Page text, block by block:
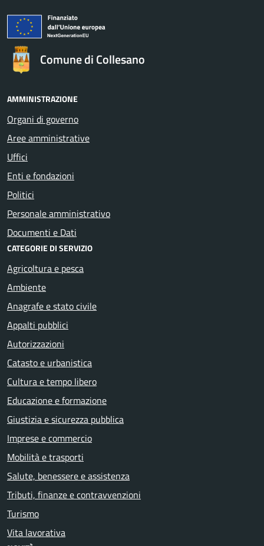
Comune di Collesano
AMMINISTRAZIONE
Organi di governo
Aree amministrative
Uffici
Enti e fondazioni
Politici
Personale amministrativo
Documenti e Dati
CATEGORIE DI SERVIZIO
Agricoltura e pesca
Ambiente
Anagrafe e stato civile
Appalti pubblici
Autorizzazioni
Catasto e urbanistica
Cultura e tempo libero
Educazione e formazione
Giustizia e sicurezza pubblica
Imprese e commercio
Mobilità e trasporti
Salute, benessere e assistenza
Tributi, finanze e contravvenzioni
Turismo
Vita lavorativa